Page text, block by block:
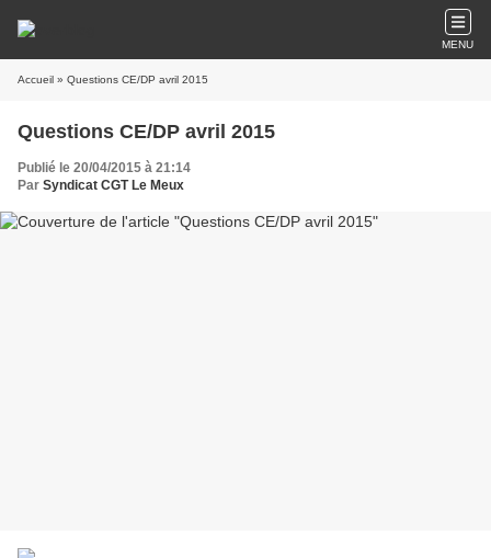
MENU
Accueil » Questions CE/DP avril 2015
Questions CE/DP avril 2015
Publié le 20/04/2015 à 21:14
Par Syndicat CGT Le Meux